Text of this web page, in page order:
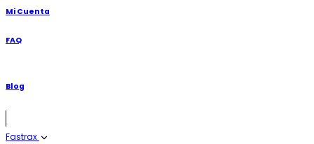
Mi Cuenta
FAQ
Blog
Fastrax